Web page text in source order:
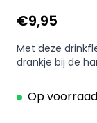
€9,95
Met deze
drankje bij de
Op voorraad